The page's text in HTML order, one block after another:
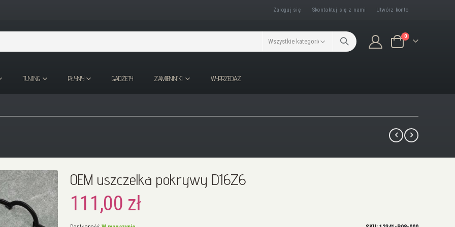
Zaloguj się Skontaktuj się z nami Utwórz konto
Koszyk
0produkty/ów
TUNING PŁYNY GADŻETY ZAMIENNIKI WYPRZEDAŻ
OEM uszczelka pokrywy D16Z6
111,00 zł